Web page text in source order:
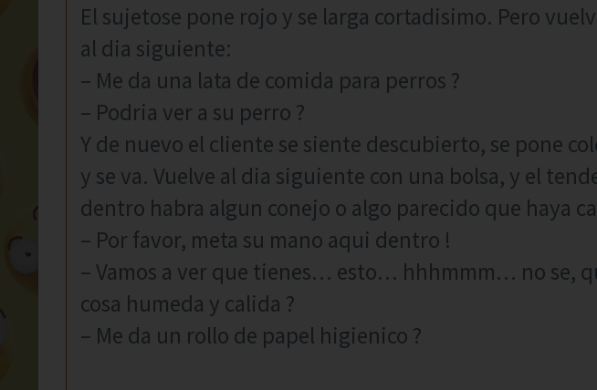
El sujetose pone rojo y se larga cortadisimo. Pero
al dia siguiente:
– Me da una lata de comida para perros ?
– Podria ver a su perro ?
Y de nuevo el cliente se siente descubierto, se pone
y se va. Vuelve al dia siguiente con una bolsa, y el
dentro habra algun conejo o algo parecido que haya
– Por favor, meta su mano aqui dentro !
– Vamos a ver que tienes… esto… hhhmmm… no se,
cosa humeda y calida ?
– Me da un rollo de papel higienico ?